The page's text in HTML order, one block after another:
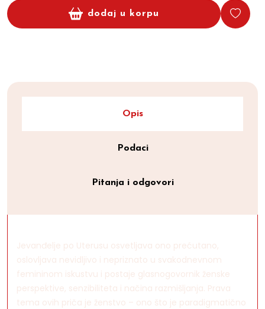
dodaj u korpu
Opis
Podaci
Pitanja i odgovori
Jevanđelje po Uterusu osvetljava ono prećutano,
oslovljava nevidljivo i nepriznato u svakodnevnom
femininom iskustvu i postaje glasnogovornik ženske
perspektive, senzibiliteta i načina razmišljanja. Prava
tema ovih priča je ženstvo – ono što je paradigmatično